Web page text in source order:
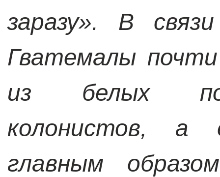
заразу». В
Гватемалы
из белых
колонистов,
главным